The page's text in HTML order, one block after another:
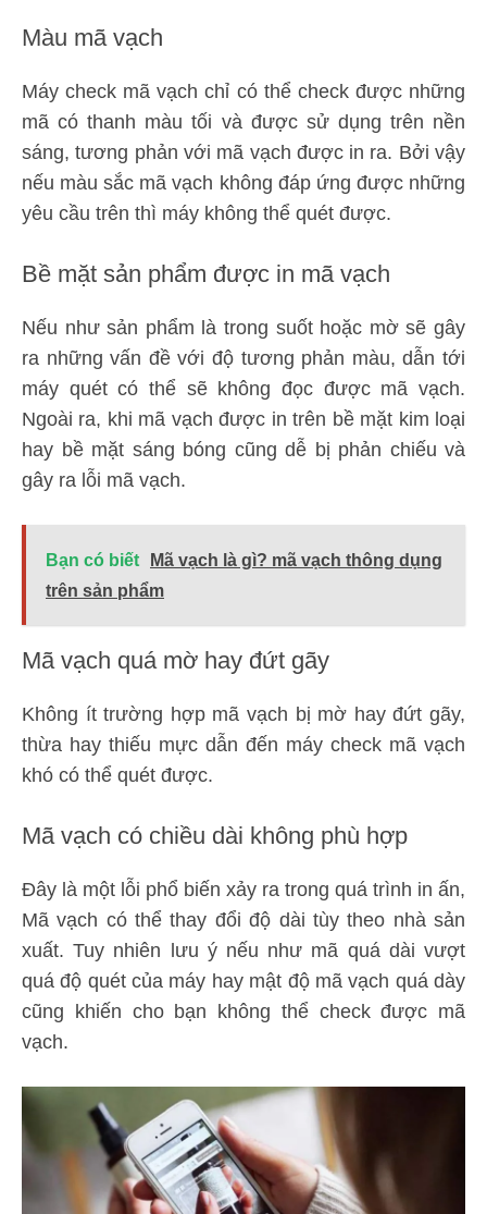
Màu mã vạch
Máy check mã vạch chỉ có thể check được những
mã có thanh màu tối và được sử dụng trên nền
sáng, tương phản với mã vạch được in ra. Bởi vậy
nếu màu sắc mã vạch không đáp ứng được những
yêu cầu trên thì máy không thể quét được.
Bề mặt sản phẩm được in mã vạch
Nếu như sản phẩm là trong suốt hoặc mờ sẽ gây
ra những vấn đề với độ tương phản màu, dẫn tới
máy quét có thể sẽ không đọc được mã vạch.
Ngoài ra, khi mã vạch được in trên bề mặt kim loại
hay bề mặt sáng bóng cũng dễ bị phản chiếu và
gây ra lỗi mã vạch.
Bạn có biết
Mã vạch là gì? mã vạch thông dụng
trên sản phẩm
Mã vạch quá mờ hay đứt gãy
Không ít trường hợp mã vạch bị mờ hay đứt gãy,
thừa hay thiếu mực dẫn đến máy check mã vạch
khó có thể quét được.
Mã vạch có chiều dài không phù hợp
Đây là một lỗi phổ biến xảy ra trong quá trình in ấn,
Mã vạch có thể thay đổi độ dài tùy theo nhà sản
xuất. Tuy nhiên lưu ý nếu như mã quá dài vượt
quá độ quét của máy hay mật độ mã vạch quá dày
cũng khiến cho bạn không thể check được mã
vạch.